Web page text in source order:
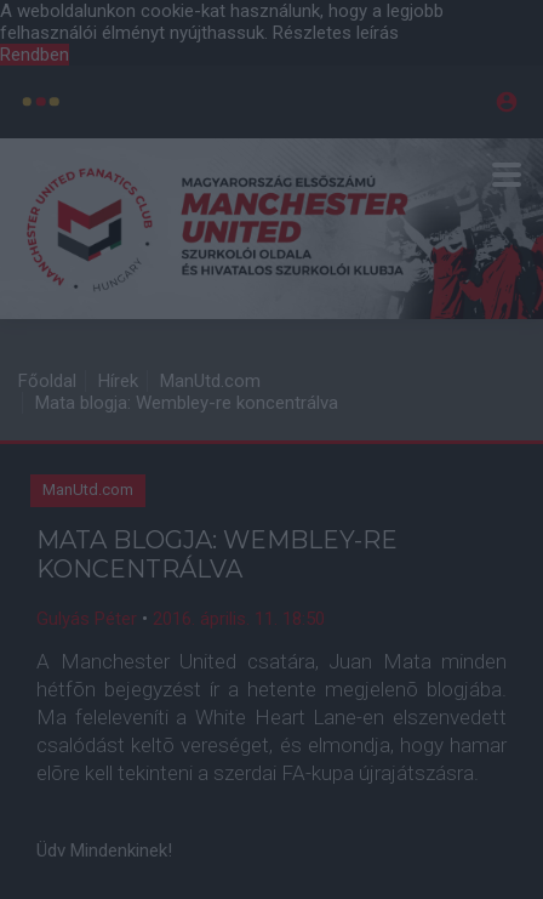
A weboldalunkon cookie-kat használunk, hogy a legjobb
felhasználói élményt nyújthassuk. Részletes leírás
Rendben
Főoldal Hírek
ManUtd.com
Mata blogja: Wembley-re koncentrálva
ManUtd.com
MATA BLOGJA: WEMBLEY-RE
KONCENTRÁLVA
Gulyás Péter • 2016. április. 11. 18:50
A Manchester United csatára, Juan Mata minden
hétfõn bejegyzést ír a hetente megjelenõ blogjába.
Ma feleleveníti a White Heart Lane-en elszenvedett
csalódást keltõ vereséget, és elmondja, hogy hamar
elõre kell tekinteni a szerdai FA-kupa újrajátszásra.
Üdv Mindenkinek!